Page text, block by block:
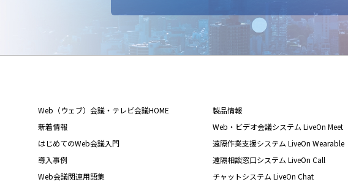
Web（ウェブ）会議・テレビ会議HOME
新着情報
はじめてのWeb会議入門
導入事例
Web会議関連用語集
製品情報
Web・ビデオ会議システム LiveOn Meet
遠隔作業支援システム LiveOn Wearable
遠隔相談窓口システム LiveOn Call
チャットシステム LiveOn Chat